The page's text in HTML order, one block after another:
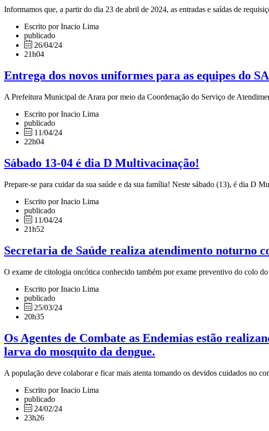
Informamos que, a partir do dia 23 de abril de 2024, as entradas e saídas de
Escrito por Inacio Lima
publicado
26/04/24
21h04
Entrega dos novos uniformes para as equipes do
A Prefeitura Municipal de Arara por meio da Coordenação do Serviço de
Escrito por Inacio Lima
publicado
11/04/24
22h04
Sábado 13-04 é dia D Multivacinação!
Prepare-se para cuidar da sua saúde e da sua família! Neste sábado (13), é dia D
Escrito por Inacio Lima
publicado
11/04/24
21h52
Secretaria de Saúde realiza atendimento noturno
O exame de citologia oncótica conhecido também por exame preventivo do colo
Escrito por Inacio Lima
publicado
25/03/24
20h35
Os Agentes de Combate as Endemias estão
larva do mosquito da dengue.
A população deve colaborar e ficar mais atenta tomando os devidos cuidados no
Escrito por Inacio Lima
publicado
24/02/24
23h26